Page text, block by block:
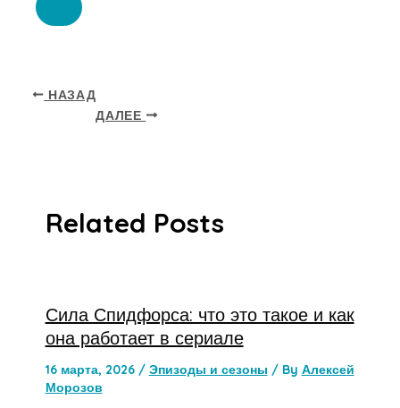
НАЗАД
ДАЛЕЕ
Related Posts
Сила Спидфорса: что это такое и как
она работает в сериале
16 марта, 2026 / Эпизоды и сезоны / By Алексей
Морозов